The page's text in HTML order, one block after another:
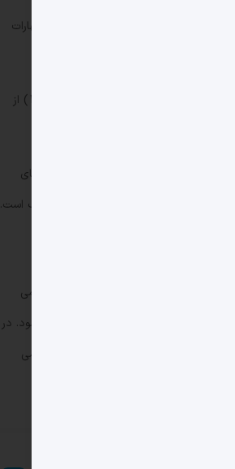
آنچه این روزها توسط مصرف کنندگان و فعالان خودرو بسیار غرق شده است ، تنظیم 5 ٪ تعرفه واردات خودرو ، بر خلاف اظهارات
افزایش قیمت خودرو دارد.
انتظار ریاست جمهوری وجود داشت تا مردم بتوانند از ماشین وارداتی با قیمت بهتری استفاده کنند ، اما توجه داشته باشید (1) از
مسائل فکر کند و به دنبال آن اتومبیل های
از افزایش قیمت خودرو در آینده نزدیک است.
ها در بعضی مواقع ثبات بازار را به خطر می
رکود اقتصادی ، منجر به رکود تورمی می شود. در
می دهند و از طرف دیگر ، فروشندگان نمی